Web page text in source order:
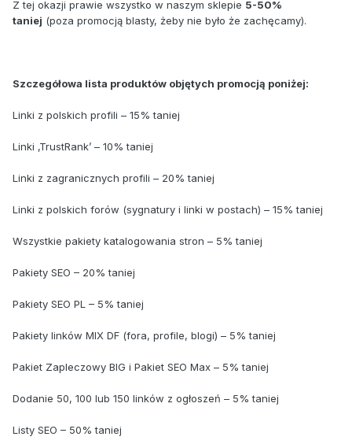
Z tej okazji prawie wszystko w naszym sklepie 5-50%
taniej (poza promocją blasty, żeby nie było że zachęcamy).
Szczegółowa lista produktów objętych promocją poniżej:
Linki z polskich profili – 15% taniej
Linki ‚TrustRank’ – 10% taniej
Linki z zagranicznych profili – 20% taniej
Linki z polskich forów (sygnatury i linki w postach) – 15% taniej
Wszystkie pakiety katalogowania stron – 5% taniej
Pakiety SEO – 20% taniej
Pakiety SEO PL – 5% taniej
Pakiety linków MIX DF (fora, profile, blogi) – 5% taniej
Pakiet Zapleczowy BIG i Pakiet SEO Max – 5% taniej
Dodanie 50, 100 lub 150 linków z ogłoszeń – 5% taniej
Listy SEO – 50% taniej